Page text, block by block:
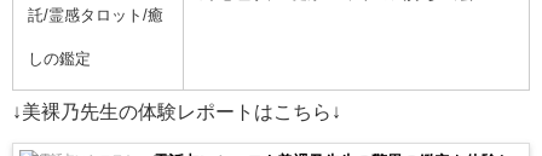
託/霊感タロット/癒
しの鑑定
↓美裸乃先生の体験レポートはこちら↓